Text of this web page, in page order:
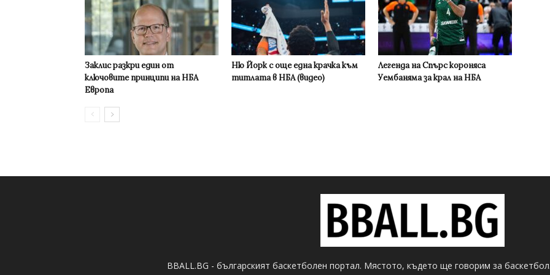
Заклис разкри един от
ключовите принципи на НБА
Европа
Ню Йорк с още една крачка към
титлата в НБА (видео)
Легенда на Спърс короняса
Уембаняма за крал на НБА
BBALL.BG - българският баскетболен портал. Мястото, където ще говорим за